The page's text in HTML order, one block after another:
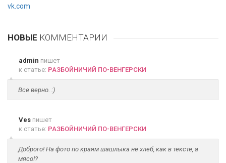
vk.com
НОВЫЕ КОММЕНТАРИИ
admin пишет
к статье: РАЗБОЙНИЧИЙ ПО-ВЕНГЕРСКИ
Все верно. :)
Ves пишет
к статье: РАЗБОЙНИЧИЙ ПО-ВЕНГЕРСКИ
Доброго! На фото по краям шашлыка не хлеб, как в тексте, а
мясо!?